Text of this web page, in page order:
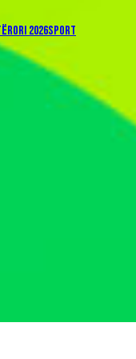
2026SPORT